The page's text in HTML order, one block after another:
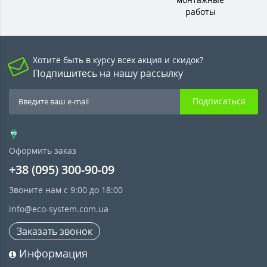
работы
Хотите быть в курсу всех акция и скидок?
Подпишитесь на нашу рассылку
Подписаться
Оформить заказ
+38 (095) 300-90-09
Звоните нам с 9:00 до 18:00
info@eco-system.com.ua
Заказать звонок
Информация